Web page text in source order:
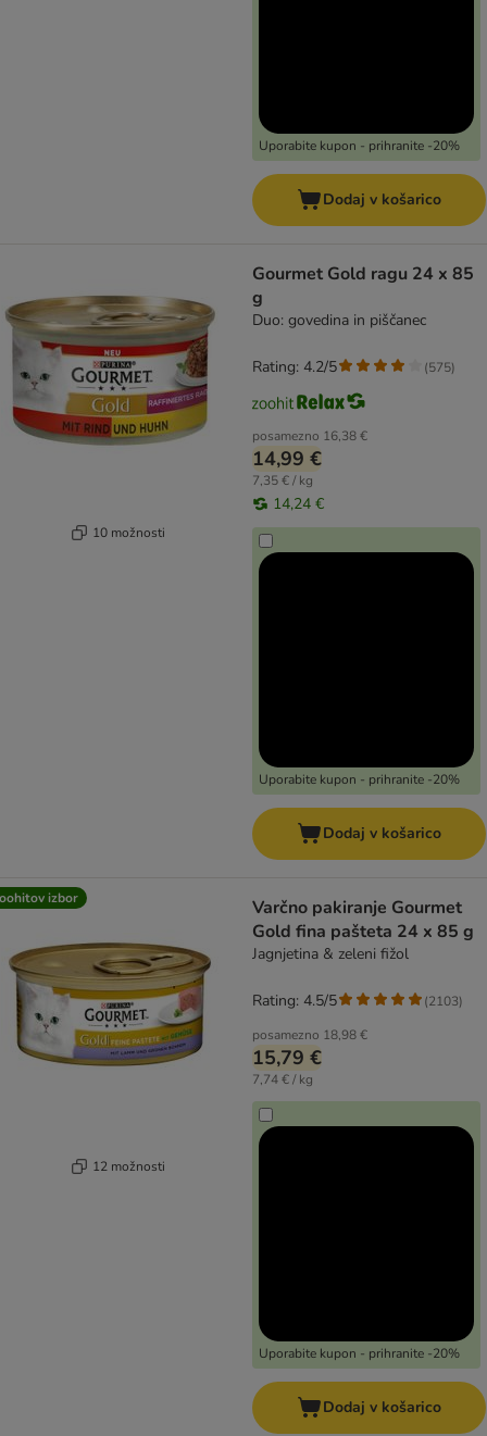
Uporabite kupon - prihranite -20%
Dodaj v košarico
10 možnosti
Gourmet Gold ragu 24 x 85
g
Duo: govedina in piščanec
posamezno 16,38 €
14,99 €
7,35 € / kg
14,24 €
Uporabite kupon - prihranite -20%
Rating: 4.2/5 (575)
Dodaj v košarico
izbor
12 možnosti
Varčno pakiranje Gourmet
Gold fina pašteta 24 x 85 g
Jagnjetina & zeleni fižol
posamezno 18,98 €
15,79 €
7,74 € / kg
Uporabite kupon - prihranite -20%
Rating: 4.5/5 (2103)
Dodaj v košarico